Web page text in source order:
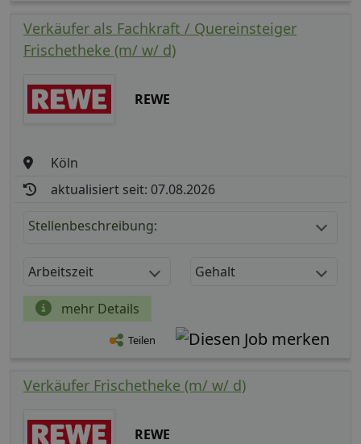
Verkäufer als Fachkraft / Quereinsteiger
Frischetheke (m/ w/ d)
REWE
Köln
aktualisiert seit: 07.08.2026
Stellenbeschreibung:
Arbeitszeit Gehalt
mehr Details
Teilen
Verkäufer Frischetheke (m/ w/ d)
REWE